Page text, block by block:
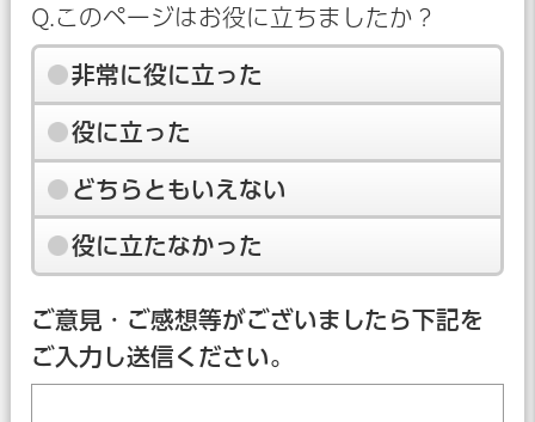
Q.このページはお役に立ちましたか？
非常に役に立った
役に立った
どちらともいえない
役に立たなかった
ご意見・ご感想等がございましたら下記を
ご入力し送信ください。